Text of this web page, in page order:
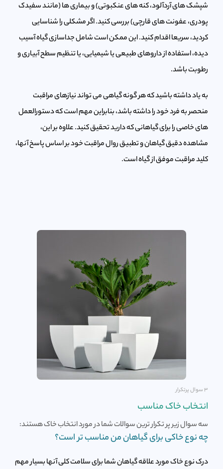
شپشک های آردآلود، کنه های عنکبوتی) و بیماری ها (مانند سفیدک
پودری، عفونت های قارچی) بررسی کنید. اگر مشکلی را شناسایی
کردید، سریعا اقدام کنید. این ممکن است شامل جداسازی گیاه آسیب
دیده، استفاده از داروهای طبیعی یا شیمیایی، یا تنظیم سطح آبیاری و
رطوبت باشد.
به یاد داشته باشید که هر گونه گیاهی می تواند نیازهای مراقبت
منحصر به فرد خود را داشته باشد، بنابراین مهم است که دستورالعمل
های خاصی را برای گیاهانی که دارید تحقیق کنید. علاوه بر این،
مشاهده دقیق گیاهان و تطبیق روال مراقبت خود بر اساس پاسخ آنها،
کلید مراقبت موفق از گیاه است.
۳ سوال پرتکرار
انتخاب خاک مناسب
سه سوال زیر پر تکرار ترین سوالات شما در مورد انتخاب خاک هستند:
چه نوع خاکی برای گیاهان من مناسب تر است؟
درک نوع خاک مورد علاقه گیاهان شما برای سلامت کلی آنها بسیار مهم